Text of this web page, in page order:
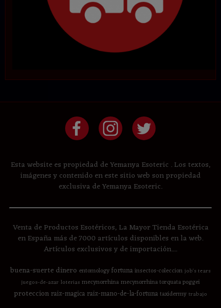
Esta website es propiedad de Yemanya Esoteric . Los textos,
imágenes y contenido en este sitio web son propiedad
exclusiva de Yemanya Esoteric.
Venta de Productos Esotéricos, La Mayor Tienda Esotérica
en España más de 7000 artículos disponibles en la web.
Artículos exclusivos y de importación....
buena-suertedinero entomologyfortunainsectos-coleccion job's tears
juegos-de-azar loterias mecynorrhinamecynorrhina torquata poggei
proteccion raiz-magica raiz-mano-de-la-fortunataxidermy trabajo